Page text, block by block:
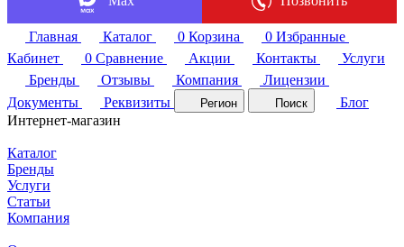
Главная Каталог 0 Корзина 0 Избранные
Кабинет
0 Сравнение Акции Контакты
Услуги
Бренды
Отзывы Компания
Лицензии
Документы
Реквизиты Регион Поиск
Блог
Интернет-магазин
Каталог
Бренды
Услуги
Статьи
Компания